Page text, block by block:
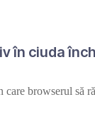
în ciuda
browserul să